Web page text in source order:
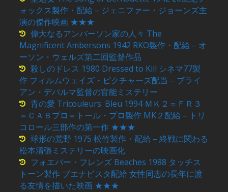
ォックス製作・配給 – ジェニファー・ジョーンズ主
演の傑作映画 ★★★
偉大なるアンバーソン家の人々 The
Magnificent Ambersons 1942 RKO製作・配給 – オ
ーソン・ウェルズ第二回監督作品
殺しのドレス 1980 Dressed to Kill シネマ77製
作 フィルムウェイズ・ピクチャーズ配当 – ブライ
アン・デパルマ監督の官能ミステリー
青の愛 Tricouleurs: Bleu 1994 ＭＫ２＝ＦＲ３
＝ＣＡＢプロ＝トール・プロ製作 MK２配給 – トリ
コロール三部作の第一作 ★★★
球形の荒野 1975 松竹製作・配給 – 終戦に関わる
松本清張ミステリーの映画化
フォエバー・フレンズ Beaches 1988 タッチス
トーン製作 ブエナビスタ配給 女性同志の長年に渡
る友情を描いた映画 ★★★